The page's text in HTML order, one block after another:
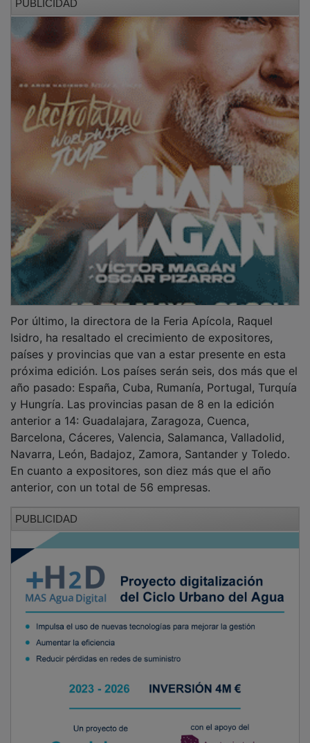
Mieles, y del concurso de dibujo infantil, así como el
sorteo “Apadrina una colmena”.
NOTICIAS RELACIONADAS
Te explicamos la importancia de los fondos
LEADER para nuestros pueblos
La Diputación dota con 514.206 € más el
presupuesto para la reforma del
polideportivo San José